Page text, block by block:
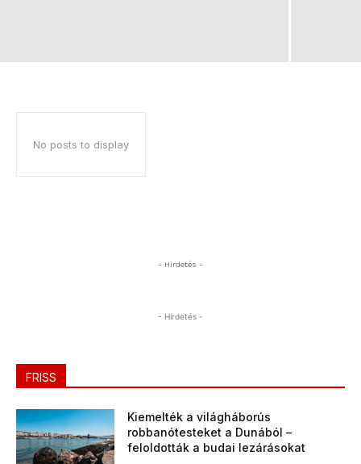
No posts to display
- Hirdetés -
- Hirdetés -
FRISS
Kiemelték a világháborús
robbanótesteket a Dunából –
feloldották a budai lezárásokat